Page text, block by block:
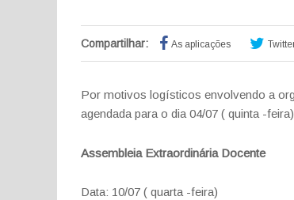
Compartilhar: As aplicações
Por motivos logísticos envolvendo a
agendada para o dia 04/07 ( quinta -
Assembleia Extraordinária Docente
Data: 10/07 ( quarta -feira)